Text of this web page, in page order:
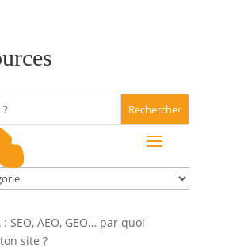
Rechercher
SEO, AEO, GEO… par quoi
site ?